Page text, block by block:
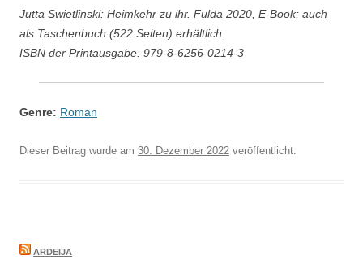
Jutta Swietlinski: Heimkehr zu ihr. Fulda 2020, E-Book; auch
als Taschenbuch (522 Seiten) erhältlich.
ISBN der Printausgabe: 979-8-6256-0214-3
Genre: Roman
Dieser Beitrag wurde am 30. Dezember 2022 veröffentlicht.
ARDEIJA